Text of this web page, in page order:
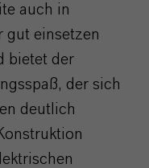
auch in
gut einsetzen
bietet der
der sich
deutlich